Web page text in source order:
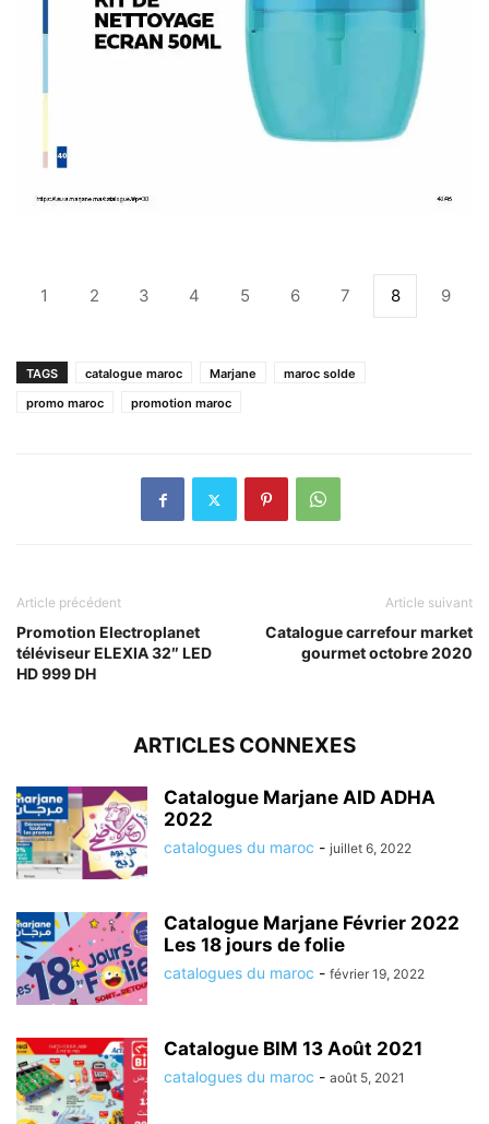
1 2 3 4 5 6 7 8 9
TAGS catalogue maroc Marjane
maroc solde
promo maroc
promotion maroc
Article précédent
Promotion Electroplanet
téléviseur ELEXIA 32″ LED
HD 999 DH
Article suivant
Catalogue carrefour market
gourmet octobre 2020
ARTICLES CONNEXES
Catalogue Marjane AID ADHA
2022
catalogues du maroc - juillet 6, 2022
Catalogue Marjane Février 2022
Les 18 jours de folie
catalogues du maroc - février 19, 2022
Catalogue BIM 13 Août 2021
catalogues du maroc - août 5, 2021